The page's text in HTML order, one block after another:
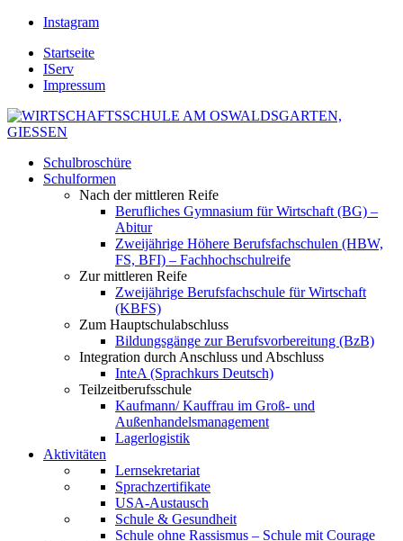
Instagram
Startseite
IServ
Impressum
Schulbroschüre
Schulformen
Nach der mittleren Reife
Berufliches Gymnasium für Wirtschaft (BG) –
Abitur
Zweijährige Höhere Berufsfachschulen (HBW,
FS, BFI) – Fachhochschulreife
Zur mittleren Reife
Zweijährige Berufsfachschule für Wirtschaft
(KBFS)
Zum Hauptschulabschluss
Bildungsgänge zur Berufsvorbereitung (BzB)
Integration durch Anschluss und Abschluss
InteA (Sprachkurs Deutsch)
Teilzeitberufsschule
Kaufmann/ Kauffrau im Groß- und
Außenhandelsmanagement
Lagerlogistik
Aktivitäten
Lernsekretariat
Sprachzertifikate
USA-Austausch
Schule & Gesundheit
Schule ohne Rassismus – Schule mit Courage